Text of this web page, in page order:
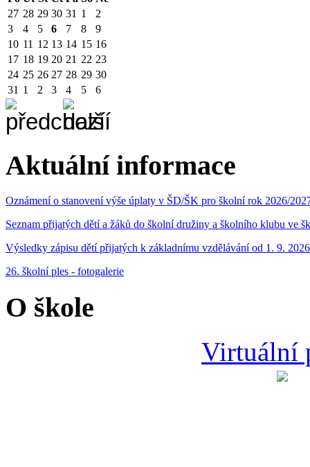
27 28 29 30 31 1
2
3
4 5 6 7 8
9
10 11 12 13 14 15 16
17 18 19 20 21 22 23
24 25 26 27 28 29 30
31 1 2 3 4 5 6
Aktuální informace
Oznámení o stanovení výše úplaty v ŠD/ŠK pro školní rok 2026/
Seznam přijatých dětí a žáků do školní družiny a školního klubu ve
Výsledky zápisu dětí přijatých k základnímu vzdělávání od 1. 9. 2026
26. školní ples - fotogalerie
O škole
Virtuální